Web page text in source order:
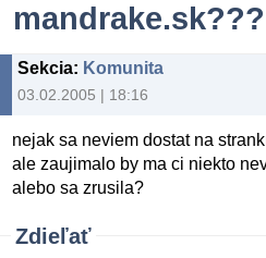
Sekcia: Komunita
03.02.2005 | 18:16
nejak sa neviem dostat na
ale zaujimalo by ma ci niekto
alebo sa zrusila?
Zdieľať